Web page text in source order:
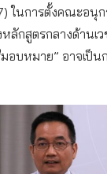
ในการตั้งคณะอนุ
ลักสูตรกลางด้านเ
อบหมาย” อาจเป็น